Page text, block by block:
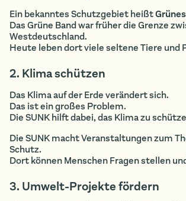
Ein bekanntes Schutzgebiet heißt
Das Grüne Band war früher die Grenze
Westdeutschland.
Heute leben dort viele seltene Tiere und
2. Klima schützen
Das Klima auf der Erde verändert sich.
Das ist ein großes Problem.
Die SUNK hilft dabei, das Klima zu
Die SUNK macht Veranstaltungen zum
Schutz.
Dort können Menschen Fragen stellen
3. Umwelt-Projekte fördern